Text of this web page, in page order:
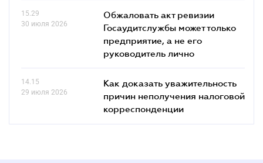
15.29
30 июля 2026
Обжаловать акт ревизии
Госаудитслужбы может только
предприятие, а не его
руководитель лично
14.15
29 июля 2026
Как доказать уважительность
причин неполучения налоговой
корреспонденции